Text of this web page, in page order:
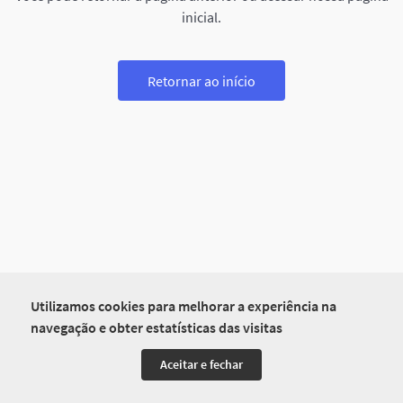
Utilizamos cookies para melhorar a experiência na
navegação e obter estatísticas das visitas
Aceitar e fechar
inicial.
Retornar ao início